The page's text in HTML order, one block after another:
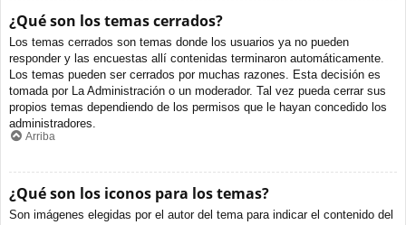
¿Qué son los temas cerrados?
Los temas cerrados son temas donde los usuarios ya no pueden
responder y las encuestas allí contenidas terminaron automáticamente.
Los temas pueden ser cerrados por muchas razones. Esta decisión es
tomada por La Administración o un moderador. Tal vez pueda cerrar sus
propios temas dependiendo de los permisos que le hayan concedido los
administradores.
Arriba
¿Qué son los iconos para los temas?
Son imágenes elegidas por el autor del tema para indicar el contenido del